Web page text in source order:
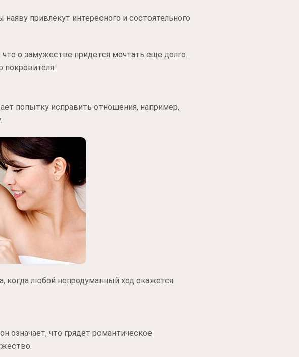
привлекут интересного и состоятельного
о замужестве придется мечтать еще долго.
покровителя.
попытку исправить отношения, например,
когда любой непродуманный ход окажется
означает, что грядет романтическое